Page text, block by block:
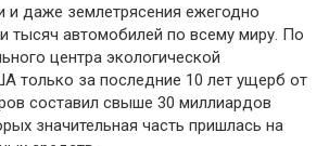
и даже землетрясения ежегодно
тысяч автомобилей по всему миру. По
центра экологической
только за последние 10 лет ущерб от
составил свыше 30 миллиардов
значительная часть пришлась на